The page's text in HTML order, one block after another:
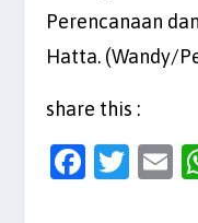
Perencanaan
Hatta. (Wandy/
share this :
F
T
E